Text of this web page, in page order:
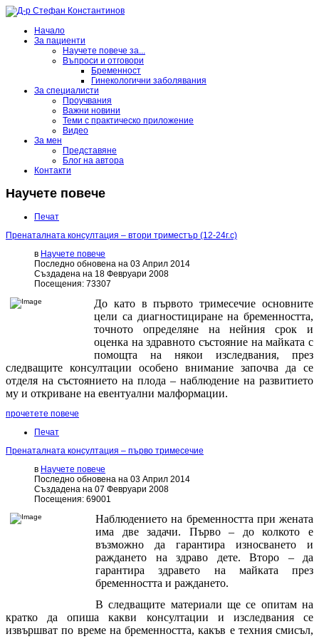
Начало
За пациенти
Научете повече за...
Въпроси и отговори
Бременност
Гинекологични заболявания
За специалисти
Проучвания
Важни новини
Теми с практическо приложение
Видео
За мен
Представяне
Блог на автора
Контакти
Научете повече
Печат
Пренаталната консултация – втори триместър (12-24г.с)
в Научете повече
Последно обновена на 03 Април 2014
Създадена на 18 Февруари 2008
Посещения: 73307
До като в първото тримесечие основните
цели са диагностициране на бременността,
точното определяне на нейния срок и
оценка на здравното състояние на майката с
помощта на някои изследвания, през
следващите консултации особено внимание започва да се
отделя на състоянието на плода – наблюдение на развитието
му и откриване на евентуални малформации.
прочетете повече
Печат
Пренаталната консултация – първо тримесечие
в Научете повече
Последно обновена на 03 Април 2014
Създадена на 07 Февруари 2008
Посещения: 69001
Наблюдението на бременността при жената
има две задачи. Първо – до колкото е
възможно да гарантира износването и
раждането на здраво дете. Второ – да
гарантира здравето на майката през
бременността и раждането.
В следващите материали ще се опитам на
кратко да опиша какви консултации и изследвания се
извършват по време на бременността, какъв е техния смисъл,